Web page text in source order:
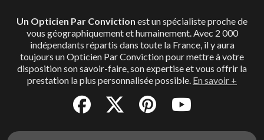
Un Opticien Par Conviction est un spécialiste proche de
vous géographiquement et humainement. Avec 2 000
indépendants répartis dans toute la France, il y aura
toujours un Opticien Par Conviction pour mettre à votre
disposition son savoir-faire, son expertise et vous offrir la
prestation la plus personnalisée possible. En savoir +